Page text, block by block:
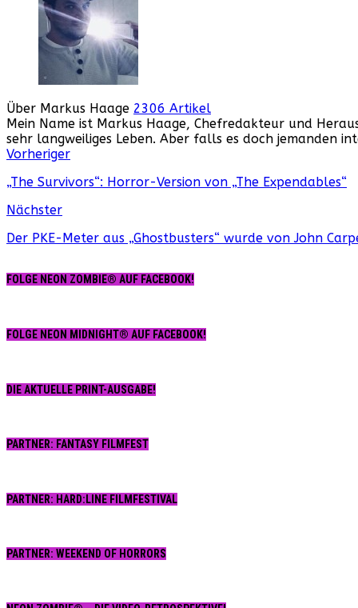
Über Markus Haage 2306 Artikel
Mein Name ist Markus Haage, Chefredakteur und
sehr langweiliges Leben. Aber falls es doch jemanden
Webseite
Facebook
Instagram
YouTube
Vorheriger
„The Survivors“: Horror-Version von „The Expendables“
Nächster
Der PKE-Meter aus „Ghostbusters“ wurde von John
FOLGE NEON ZOMBIE® AUF FACEBOOK!
FOLGE NEON MIDNIGHT® AUF FACEBOOK!
DIE AKTUELLE PRINT-AUSGABE!
PARTNER: FANTASY FILMFEST
PARTNER: HARD:LINE FILMFESTIVAL
PARTNER: WEEKEND OF HORRORS